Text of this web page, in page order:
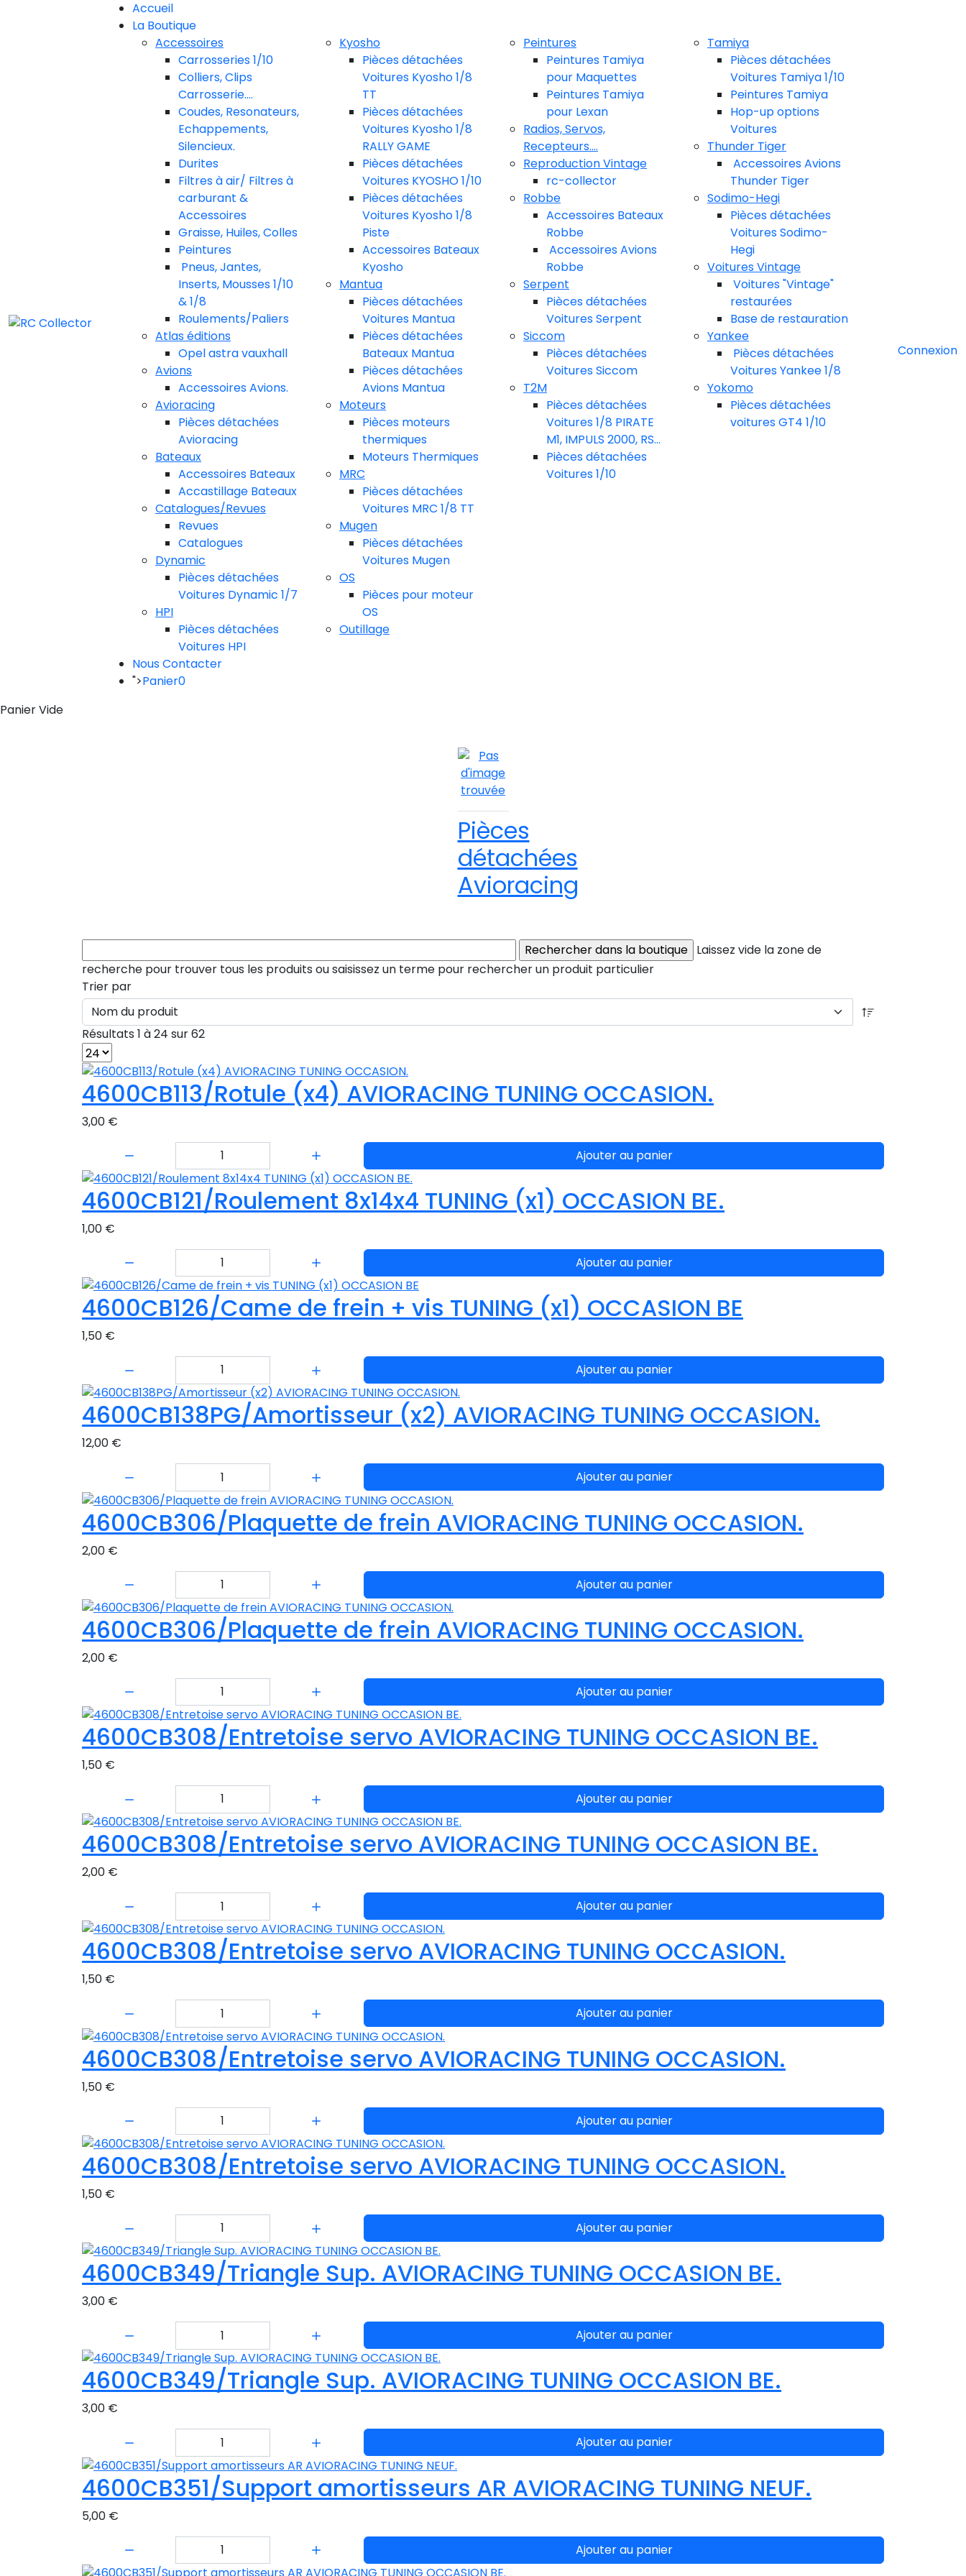
Accueil
La Boutique
Accessoires
Carrosseries 1/10
Colliers, Clips
Carrosserie....
Coudes, Resonateurs,
Echappements,
Silencieux.
Durites
Filtres à air/ Filtres à
carburant &
Accessoires
Graisse, Huiles, Colles
Peintures
Pneus, Jantes,
Inserts, Mousses 1/10
& 1/8
Roulements/Paliers
Atlas éditions
Opel astra vauxhall
Avions
Accessoires Avions.
Avioracing
Pièces détachées
Avioracing
Bateaux
Accessoires Bateaux
Accastillage Bateaux
Catalogues/Revues
Revues
Catalogues
Dynamic
Pièces détachées
Voitures Dynamic 1/7
HPI
Pièces détachées
Voitures HPI
Kyosho
Pièces détachées
Voitures Kyosho 1/8
TT
Pièces détachées
Voitures Kyosho 1/8
RALLY GAME
Pièces détachées
Voitures KYOSHO 1/10
Pièces détachées
Voitures Kyosho 1/8
Piste
Accessoires Bateaux
Kyosho
Mantua
Pièces détachées
Voitures Mantua
Pièces détachées
Bateaux Mantua
Pièces détachées
Avions Mantua
Moteurs
Pièces moteurs
thermiques
Moteurs Thermiques
MRC
Pièces détachées
Voitures MRC 1/8 TT
Mugen
Pièces détachées
Voitures Mugen
OS
Pièces pour moteur
OS
Outillage
Peintures
Peintures Tamiya
pour Maquettes
Peintures Tamiya
pour Lexan
Radios, Servos,
Recepteurs....
Reproduction Vintage
rc-collector
Robbe
Accessoires Bateaux
Robbe
Accessoires Avions
Robbe
Serpent
Pièces détachées
Voitures Serpent
Siccom
Pièces détachées
Voitures Siccom
T2M
Pièces détachées
Voitures 1/8 PIRATE
M1, IMPULS 2000, RS...
Pièces détachées
Voitures 1/10
Tamiya
Pièces détachées
Voitures Tamiya 1/10
Peintures Tamiya
Hop-up options
Voitures
Thunder Tiger
Accessoires Avions
Thunder Tiger
Sodimo-Hegi
Pièces détachées
Voitures Sodimo-
Hegi
Voitures Vintage
Voitures "Vintage"
restaurées
Base de restauration
Yankee
Pièces détachées
Voitures Yankee 1/8
Yokomo
Pièces détachées
voitures GT4 1/10
Nous Contacter
">Panier0
Connexion
Panier Vide
Pièces
détachées
Avioracing
Laissez vide la zone de
recherche pour trouver tous les produits ou saisissez un terme pour rechercher un produit particulier
Trier par
Résultats 1 à 24 sur 62
4600CB113/Rotule (x4) AVIORACING TUNING OCCASION.
3,00 €
Ajouter au panier
4600CB121/Roulement 8x14x4 TUNING (x1) OCCASION BE.
1,00 €
Ajouter au panier
4600CB126/Came de frein + vis TUNING (x1) OCCASION BE
1,50 €
Ajouter au panier
4600CB138PG/Amortisseur (x2) AVIORACING TUNING OCCASION.
12,00 €
Ajouter au panier
4600CB306/Plaquette de frein AVIORACING TUNING OCCASION.
2,00 €
Ajouter au panier
4600CB306/Plaquette de frein AVIORACING TUNING OCCASION.
2,00 €
Ajouter au panier
4600CB308/Entretoise servo AVIORACING TUNING OCCASION BE.
1,50 €
Ajouter au panier
4600CB308/Entretoise servo AVIORACING TUNING OCCASION BE.
2,00 €
Ajouter au panier
4600CB308/Entretoise servo AVIORACING TUNING OCCASION.
1,50 €
Ajouter au panier
4600CB308/Entretoise servo AVIORACING TUNING OCCASION.
1,50 €
Ajouter au panier
4600CB308/Entretoise servo AVIORACING TUNING OCCASION.
1,50 €
Ajouter au panier
4600CB349/Triangle Sup. AVIORACING TUNING OCCASION BE.
3,00 €
Ajouter au panier
4600CB349/Triangle Sup. AVIORACING TUNING OCCASION BE.
3,00 €
Ajouter au panier
4600CB351/Support amortisseurs AR AVIORACING TUNING NEUF.
5,00 €
Ajouter au panier